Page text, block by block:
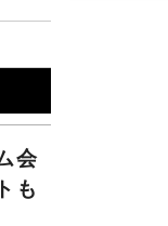
会
も